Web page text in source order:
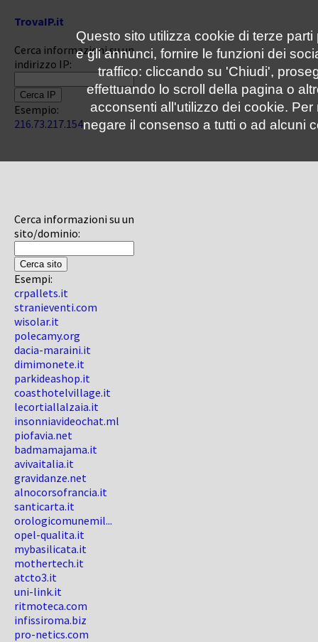
TrovaIP.it
Cerca informazioni su un
indirizzo IP:
Esempio:
216.73.217.154
Cerca informazioni su un
sito/dominio:
Esempi:
crpallets.it
stranieventi.com
wisolar.it
polecamy.org
dacia-maraini.it
dimimonete.it
parkideashop.it
coasthotelvillage.it
lecortiallalzaia.it
insonniavideochat.ml
piofavia.net
badmamajama.it
avivaitalia.it
gravidanze.net
alnocorsofrancia.it
santicarta.it
orologicomunemil...
opel-qualita.it
mybasilicata.it
mothertech.it
atcto3.it
uni-link.it
ritmoteca.com
infissiroma.biz
pro-netics.com
Questo sito utilizza cookie di terze
e gli annunci, fornire le funzioni dei
traffico: cliccando su 'Chiudi',
effettuando lo scroll della pagina o
acconsenti all'utilizzo dei cookie.
negare il consenso a tutti o ad alcuni